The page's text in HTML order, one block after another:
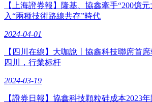
【上海證券報】隆基、協鑫牽手“200億
入“兩種技術路線共存”時代
2024-04-01
【四川在線】大咖說丨協鑫科技聯席首
四川，行業标杆
2024-03-19
【證券日報】協鑫科技顆粒硅成本2023